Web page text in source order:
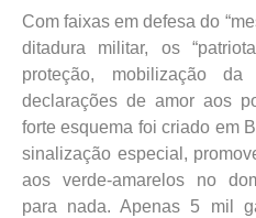
Com faixas em defesa do
ditadura militar, os
proteção, mobilização
declarações de amor aos
forte esquema foi criado em
sinalização especial,
aos verde-amarelos no
para nada. Apenas 5 mil